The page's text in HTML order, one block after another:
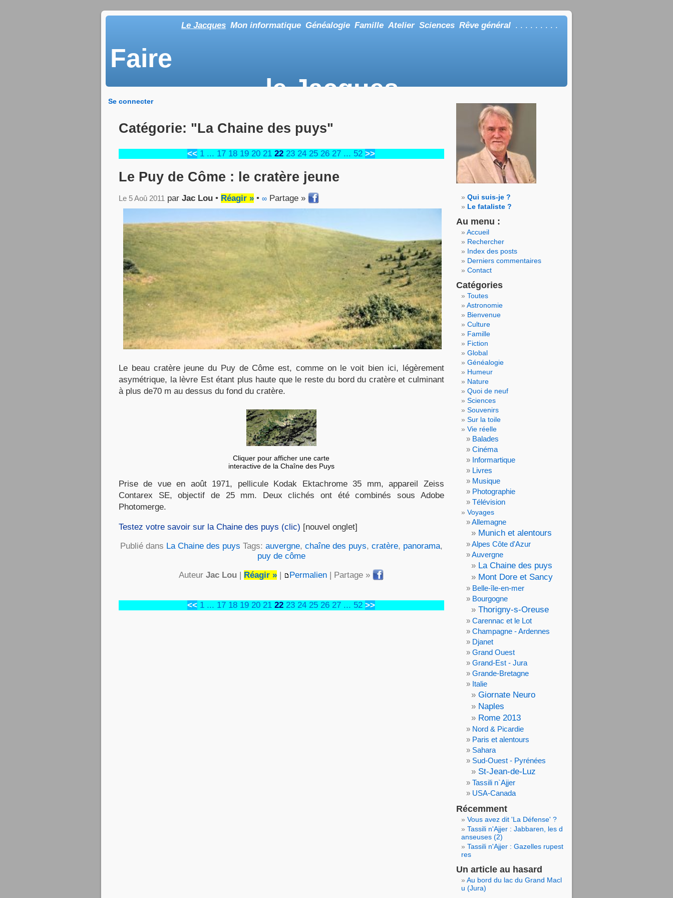
Le Jacques Mon informatique Généalogie Famille Atelier Sciences Rêve général . . . . . . . . .
Faire
le Jacques
Se connecter
Catégorie: "La Chaine des puys"
<< 1 ... 17 18 19 20 21 22 23 24 25 26 27 ... 52 >>
Le Puy de Côme : le cratère jeune
Le 5 Aoû 2011 par Jac Lou • Réagir » • ∞ Partage »
Le beau cratère jeune du Puy de Côme est, comme on le voit bien ici, légèrement
asymétrique, la lèvre Est étant plus haute que le reste du bord du cratère et culminant
à plus de70 m au dessus du fond du cratère.
Cliquer pour afficher une carte
interactive de la Chaîne des Puys
Prise de vue en août 1971, pellicule Kodak Ektachrome 35 mm, appareil Zeiss
Contarex SE, objectif de 25 mm. Deux clichés ont été combinés sous Adobe
Photomerge.
Testez votre savoir sur la Chaine des puys (clic) [nouvel onglet]
Publié dans La Chaine des puys Tags: auvergne, chaîne des puys, cratère, panorama,
puy de côme
AuteurJac Lou Réagir » Permalien | Partage »
<< 1 ... 17 18 19 20 21 22 23 24 25 26 27 ... 52 >>
Qui suis-je ?
Le fataliste ?
Au menu :
Accueil
Rechercher
Index des posts
Derniers commentaires
Contact
Catégories
Toutes
Astronomie
Bienvenue
Culture
Famille
Fiction
Global
Généalogie
Humeur
Nature
Quoi de neuf
Sciences
Souvenirs
Sur la toile
Vie réelle
Balades
Cinéma
Informartique
Livres
Musique
Photographie
Télévision
Voyages
Allemagne
Munich et alentours
Alpes Côte d'Azur
Auvergne
La Chaine des puys
Mont Dore et Sancy
Belle-île-en-mer
Bourgogne
Thorigny-s-Oreuse
Carennac et le Lot
Champagne - Ardennes
Djanet
Grand Ouest
Grand-Est - Jura
Grande-Bretagne
Italie
Giornate Neuro
Naples
Rome 2013
Nord & Picardie
Paris et alentours
Sahara
Sud-Ouest - Pyrénées
St-Jean-de-Luz
Tassili n`Ajjer
USA-Canada
Récemment
Vous avez dit 'La Défense' ?
Tassili n'Ajjer : Jabbaren, les d
anseuses (2)
Tassili n'Ajjer : Gazelles rupest
res
Un article au hasard
Au bord du lac du Grand Macl
u (Jura)